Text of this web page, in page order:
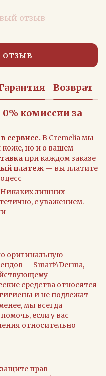
отзыв
отзыв
Возврат
0% комиссии за
сервисе. В Cremelia мы
коже, но и о вашем
при каждом заказе
платеж — вы платите
лишних
с уважением.
оригинальную
— Smart4Derma,
средства относятся
и не подлежат
мы всегда
если у вас
относительно
прав